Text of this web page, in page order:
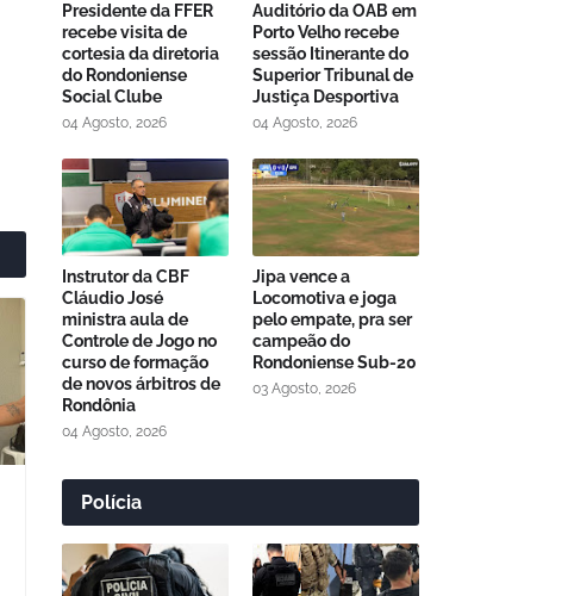
Presidente da FFER
recebe visita de
cortesia da diretoria
do Rondoniense
Social Clube
04 Agosto, 2026
Auditório da OAB em
Porto Velho recebe
sessão Itinerante do
Superior Tribunal de
Justiça Desportiva
04 Agosto, 2026
Instrutor da CBF
Cláudio José
ministra aula de
Controle de Jogo no
curso de formação
de novos árbitros de
Rondônia
04 Agosto, 2026
Jipa vence a
Locomotiva e joga
pelo empate, pra ser
campeão do
Rondoniense Sub-20
03 Agosto, 2026
Polícia